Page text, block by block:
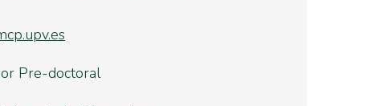
Pre-doctoral